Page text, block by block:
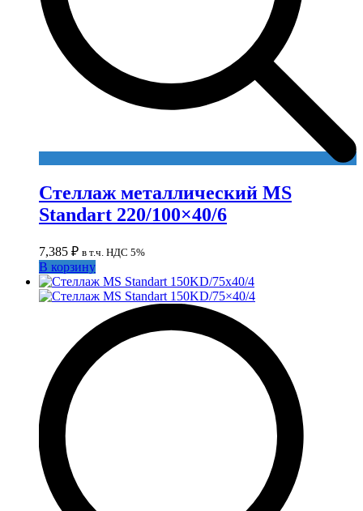
Стеллаж металлический MS
Standart 220/100×40/6
7,385 ₽ в т.ч. НДС 5%
В корзину